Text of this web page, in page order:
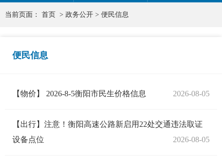
当前页面： 首页 > 政务公开 > 便民信息
便民信息
【物价】 2026-8-5衡阳市民生价格信息 2026-08-05
【出行】注意！衡阳高速公路新启用22处交通违法取证
设备点位
2026-08-05